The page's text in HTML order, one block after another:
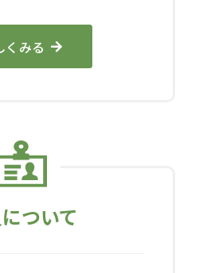
くみる
ついて